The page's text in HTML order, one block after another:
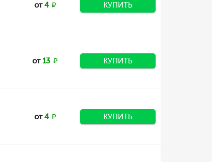
от4 КУПИТЬ
от13 КУПИТЬ
от4 КУПИТЬ